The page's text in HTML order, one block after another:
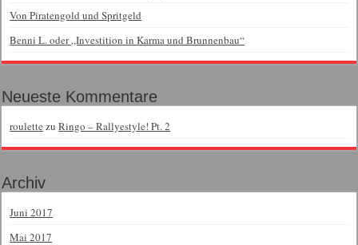
Von Piratengold und Spritgeld
Benni L. oder „Investition in Karma und Brunnenbau“
Neueste Kommentare
roulette zuRingo – Rallyestyle! Pt. 2
Archiv
Juni 2017
Mai 2017